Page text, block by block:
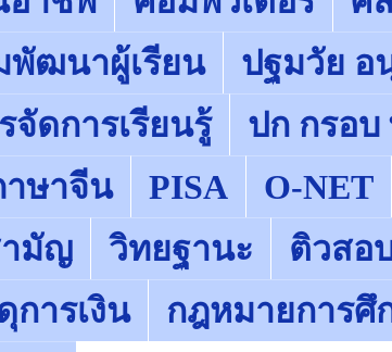
พัฒนาผู้เรียน
ปฐมวัย อ
จัดการเรียนรู้
ปก กรอ
ษาจีน PISA O-NET
ามัญ
วิทยฐานะ ติวสอ
การเงิน
กฎหมายการศึ